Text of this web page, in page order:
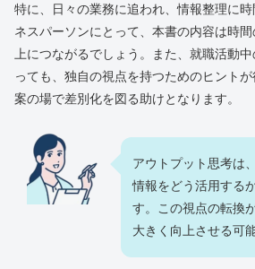
特に、日々の業務に追われ、情報整理に
ネスパーソンにとって、本書の内容は時
上につながるでしょう。また、就職活動
っても、独自の視点を持つためのヒント
案の場で差別化を図る助けとなります。
アウトプット思考は
情報をどう活用する
す。この視点の転換
大きく向上させる可